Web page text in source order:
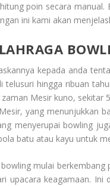
poin secara
ini kami akan
kepada anda
telusuri hingga ribuan
Mesir kuno, sekitar
yang menunjukkan
menyerupai bowling
batu atau kayu untuk
mulai
upacara keagamaan.